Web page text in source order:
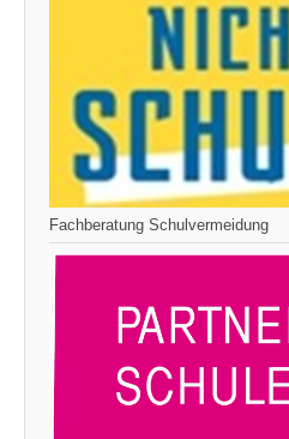
Fachberatung Schulvermeidung